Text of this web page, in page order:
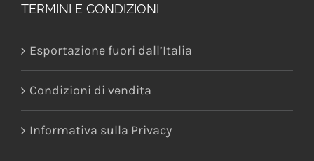
TERMINI E CONDIZIONI
Esportazione fuori dall’Italia
Condizioni di vendita
Informativa sulla Privacy